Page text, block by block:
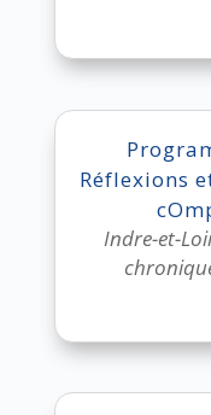
Réflexions
Indre-et-